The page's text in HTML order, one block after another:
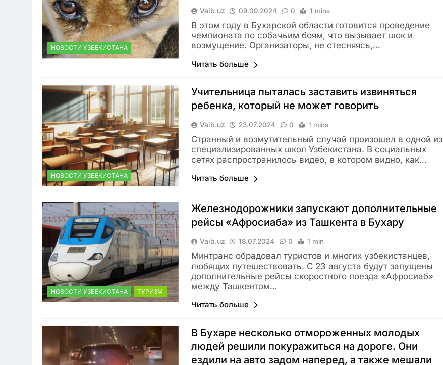
НОВОСТИ УЗБЕКИСТАНА
Vaib.uz 09.09.2024 0 1 mins
В этом году в Бухарской области готовится проведение
чемпионата по собачьим боям, что вызывает шок и
возмущение. Организаторы, не стесняясь,…
Читать больше
НОВОСТИ УЗБЕКИСТАНА
Учительница пыталась заставить извиняться
ребенка, который не может говорить
Vaib.uz 23.07.2024 0 1 mins
Странный и возмутительный случай произошел в одной из
специализированных школ Узбекистана. В социальных
сетях распространилось видео, в котором видно, как…
Читать больше
НОВОСТИ УЗБЕКИСТАНА ТУРИЗМ
Железнодорожники запускают дополнительные
рейсы «Афросиаба» из Ташкента в Бухару
Vaib.uz 18.07.2024 0 1 min
Минтранс обрадовал туристов и многих узбекистанцев,
любящих путешествовать. С 23 августа будут запущены
дополнительные рейсы скоростного поезда «Афросиаб»
между Ташкентом…
Читать больше
В Бухаре несколько отмороженных молодых
людей решили покуражиться на дороге. Они
ездили на авто задом наперед, а также мешали